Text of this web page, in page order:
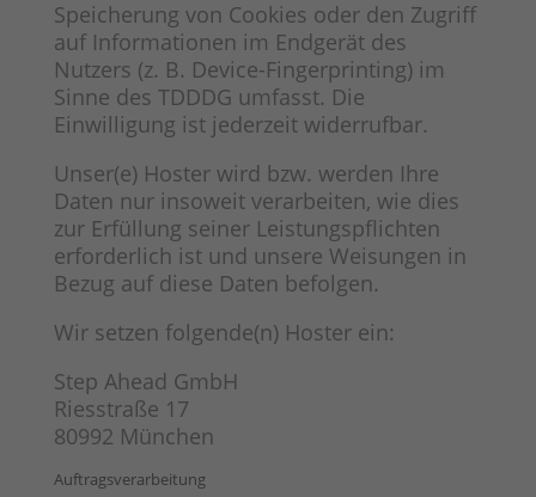
Speicherung von Cookies oder den Zugriff
auf Informationen im Endgerät des
Nutzers (z. B. Device-Fingerprinting) im
Sinne des TDDDG umfasst. Die
Einwilligung ist jederzeit widerrufbar.
Unser(e) Hoster wird bzw. werden Ihre
Daten nur insoweit verarbeiten, wie dies
zur Erfüllung seiner Leistungspflichten
erforderlich ist und unsere Weisungen in
Bezug auf diese Daten befolgen.
Wir setzen folgende(n) Hoster ein:
Step Ahead GmbH
Riesstraße 17
80992 München
Auftragsverarbeitung